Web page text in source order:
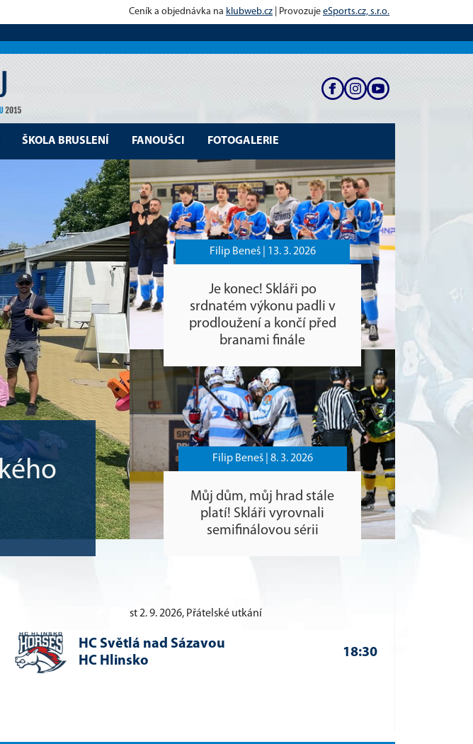
Ceník a objednávka na klubweb.cz | Provozuje eSports.cz, s.r.o.
ŠKOLA BRUSLENÍ FANOUŠCI FOTOGALERIE
Filip Beneš | 13. 3. 2026
Je konec! Skláři po
srdnatém výkonu padli v
prodloužení a končí před
branami finále
Filip Beneš | 8. 3. 2026
Můj dům, můj hrad stále
platí! Skláři vyrovnali
semifinálovou sérii
st 2. 9. 2026, Přátelské utkání
HC Světlá nad Sázavou
HC Hlinsko
18:30